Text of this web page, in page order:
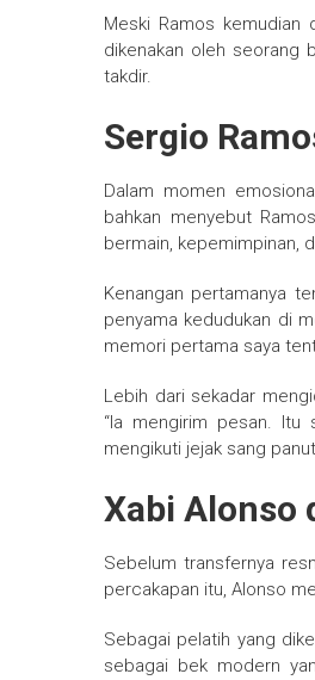
Meski Ramos kemudian
dikenakan oleh seorang
takdir.
Sergio
Dalam momen
bahkan menyebut
bermain, kepemimpinan,
Kenangan pertamanya
penyama kedudukan di
memori pertama saya
Lebih dari sekadar
“Ia mengirim pesan. Itu
mengikuti jejak sang
Xabi Alonso
Sebelum transfernya
percakapan itu, Alonso
Sebagai pelatih yang
sebagai bek modern